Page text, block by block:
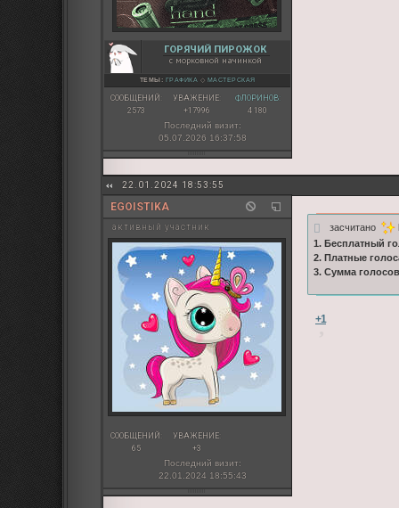
ГОРЯЧИЙ ПИРОЖОК
с морковной начинкой
ТЕМЫ: ГРАФИКА ◇ МАСТЕРСКАЯ
СООБЩЕНИЙ:
2573
УВАЖЕНИЕ:
+17996
ФЛОРИНОВ:
4 180
Последний визит:
05.07.2026 16:37:58
22.01.2024 18:53:55
EGOISTIKA
активный участник
СООБЩЕНИЙ:
65
УВАЖЕНИЕ:
+3
Последний визит:
22.01.2024 18:55:43
засчитано
1. Бесплатный
2. Платные
3. Сумма
+1